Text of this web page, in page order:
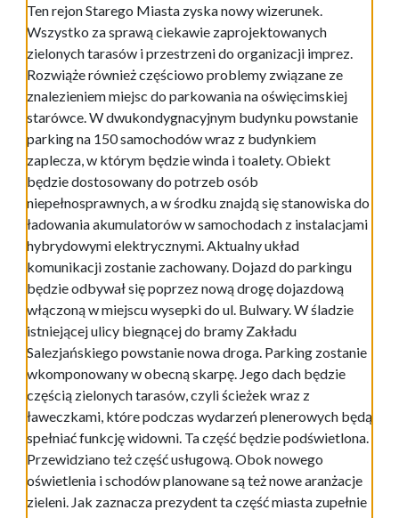
Ten rejon Starego Miasta zyska nowy wizerunek.
Wszystko za sprawą ciekawie zaprojektowanych
zielonych tarasów i przestrzeni do organizacji imprez.
Rozwiąże również częściowo problemy związane ze
znalezieniem miejsc do parkowania na oświęcimskiej
starówce. W dwukondygnacyjnym budynku powstanie
parking na 150 samochodów wraz z budynkiem
zaplecza, w którym będzie winda i toalety. Obiekt
będzie dostosowany do potrzeb osób
niepełnosprawnych, a w środku znajdą się stanowiska do
ładowania akumulatorów w samochodach z instalacjami
hybrydowymi elektrycznymi. Aktualny układ
komunikacji zostanie zachowany. Dojazd do parkingu
będzie odbywał się poprzez nową drogę dojazdową
włączoną w miejscu wysepki do ul. Bulwary. W śladzie
istniejącej ulicy biegnącej do bramy Zakładu
Salezjańskiego powstanie nowa droga. Parking zostanie
wkomponowany w obecną skarpę. Jego dach będzie
częścią zielonych tarasów, czyli ścieżek wraz z
ławeczkami, które podczas wydarzeń plenerowych będą
spełniać funkcję widowni. Ta część będzie podświetlona.
Przewidziano też część usługową. Obok nowego
oświetlenia i schodów planowane są też nowe aranżacje
zieleni. Jak zaznacza prezydent ta część miasta zupełnie